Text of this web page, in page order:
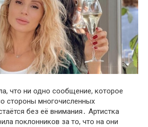
что ни одно сообщение, которое
стороны многочисленных
без её внимания․ Aртистка
поклонников за то, что на они